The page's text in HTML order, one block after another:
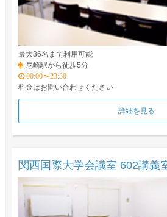
最大36名まで利用可能
尼崎駅から徒歩5分
00:00〜23:30
料金はお問い合わせください
詳細を見る
関西国際大学会議室 602講義